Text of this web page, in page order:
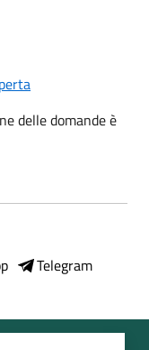
delle domande è
Telegram